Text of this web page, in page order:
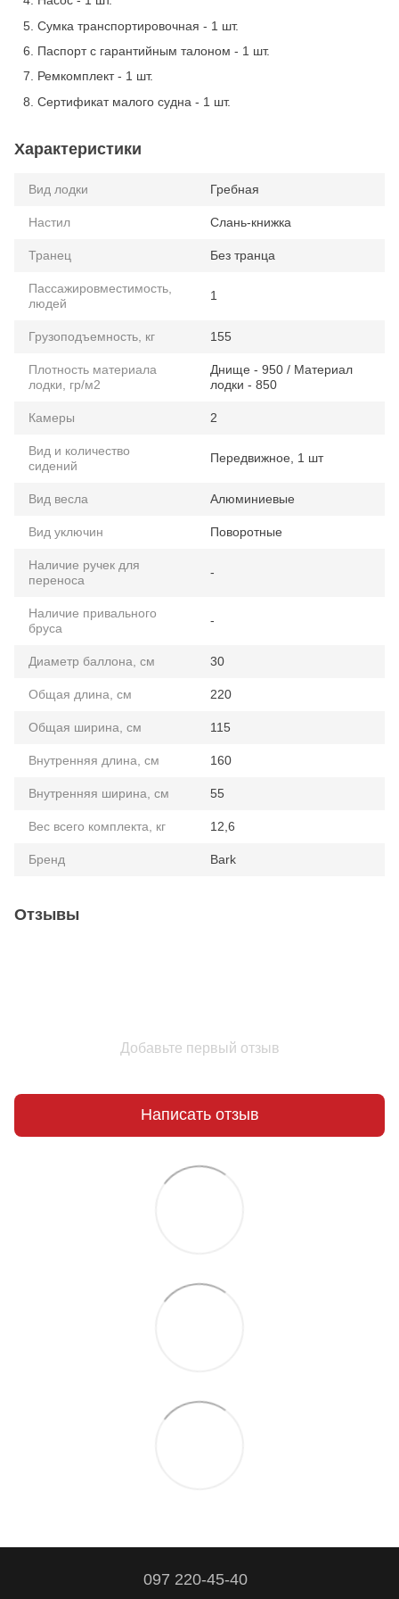
Сумка транспортировочная - 1 шт.
Паспорт с гарантийным талоном - 1 шт.
Ремкомплект - 1 шт.
Сертификат малого судна - 1 шт.
Характеристики
Вид лодки Гребная
Настил Слань-книжка
Транец Без транца
Пассажировместимость,
людей
1
Грузоподъемность, кг 155
Плотность материала
лодки, гр/м2
Днище - 950 / Материал
лодки - 850
Камеры 2
Вид и количество
сидений
Передвижное, 1 шт
Вид весла Алюминиевые
Вид уключин Поворотные
Наличие ручек для
переноса
-
Наличие привального
бруса
-
Диаметр баллона, см 30
Общая длина, см 220
Общая ширина, см 115
Внутренняя длина, см 160
Внутренняя ширина, см 55
Вес всего комплекта, кг 12,6
Бренд Bark
Отзывы
Добавьте первый отзыв
Написать отзыв
097 220-45-40